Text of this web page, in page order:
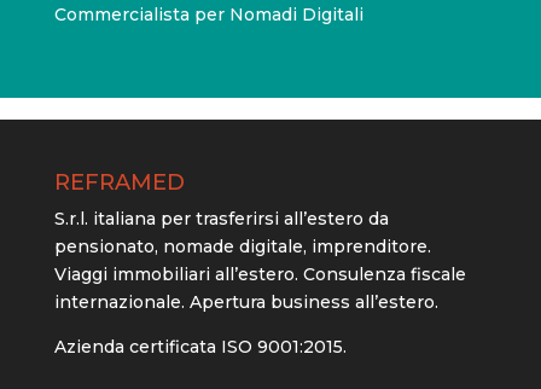
Commercialista per Nomadi Digitali
REFRAMED
S.r.l. italiana per trasferirsi all’estero da
pensionato, nomade digitale, imprenditore.
Viaggi immobiliari all’estero. Consulenza fiscale
internazionale. Apertura business all’estero.
Azienda certificata ISO 9001:2015.